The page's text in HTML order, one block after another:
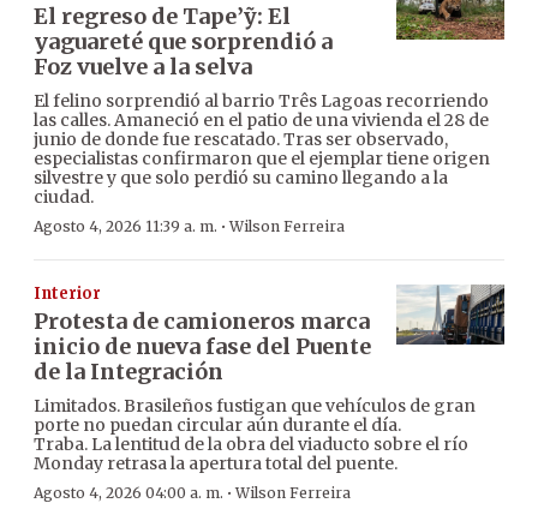
El regreso de Tape’ỹ: El
yaguareté que sorprendió a
Foz vuelve a la selva
El felino sorprendió al barrio Três Lagoas recorriendo
las calles. Amaneció en el patio de una vivienda el 28 de
junio de donde fue rescatado. Tras ser observado,
especialistas confirmaron que el ejemplar tiene origen
silvestre y que solo perdió su camino llegando a la
ciudad.
Agosto 4, 2026 11:39 a. m. ·Wilson Ferreira
Interior
Protesta de camioneros marca
inicio de nueva fase del Puente
de la Integración
Limitados. Brasileños fustigan que vehículos de gran
porte no puedan circular aún durante el día.
Traba. La lentitud de la obra del viaducto sobre el río
Monday retrasa la apertura total del puente.
Agosto 4, 2026 04:00 a. m. ·Wilson Ferreira